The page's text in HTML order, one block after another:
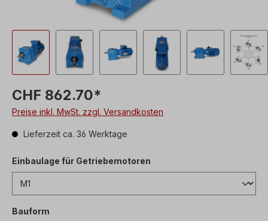
CHF 862.70*
Preise inkl. MwSt. zzgl. Versandkosten
Lieferzeit ca. 36 Werktage
Einbaulage für Getriebemotoren
Bauform